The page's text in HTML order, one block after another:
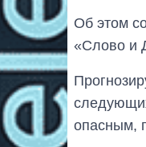
Об этом
«Слово и
опасным,